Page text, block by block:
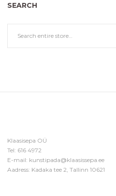
SEARCH
Klaasisepa OÜ
Tel: 616 4972
E-mail: kunstipada@klaasissepa.ee
Aadress: Kadaka tee 2, Tallinn 10621